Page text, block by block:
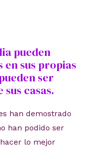
pueden
en sus propias
ser
casas.
han demostrado
han podido ser
lo mejor